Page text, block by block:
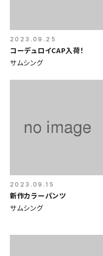
2023.09.25
コーデュロイCAP入荷！
サムシング
2023.09.15
新作カラーパンツ
サムシング